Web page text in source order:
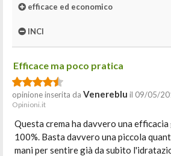
efficace ed economico
INCI
Efficace ma poco pratica
opinione inserita da Venereblu il 09/05/
Opinioni.it
Questa crema ha davvero una
100%. Basta davvero una piccola
mani per sentire già da subito